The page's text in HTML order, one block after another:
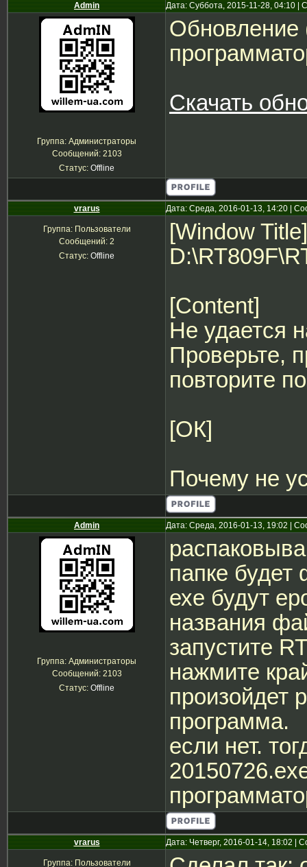
Admin Дата: Суббота, 2015-11-28, 04:10 |
Группа: Администраторы
Сообщений: 2103
Статус: Offline
Обновление
Скачать
vrarus Дата: Среда, 2016-01-13, 14:20 |
Группа: Пользователи
Сообщений: 2
Статус: Offline
[Window Title]
[Content]
Не удается
Проверьте,
повторите
[ОК]
Почему не
Admin Дата: Среда, 2016-01-13, 19:02 |
Группа: Администраторы
Сообщений: 2103
Статус: Offline
папке
ехе будут
названия
запустите
нажмите
произойдет
программа.
если нет.
vrarus Дата: Четверг, 2016-01-14, 18:02 |
Группа: Пользователи